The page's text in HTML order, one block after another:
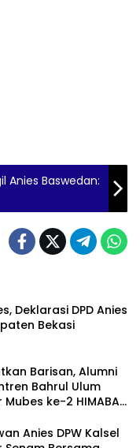
Anies Baswedan:
Deklarasi DPD Anies
Bekasi
Barisan, Alumni
Bahrul Ulum
Mubes ke-2 HIMABAS
Anies DPW Kalsel